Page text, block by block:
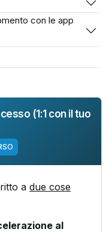
con le app
(1:1 con il tuo
a due cose
al